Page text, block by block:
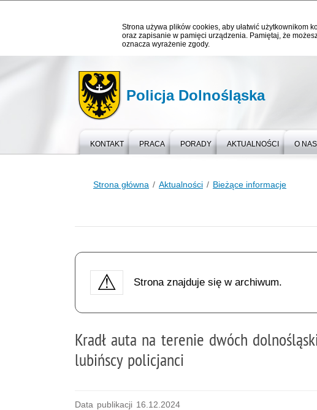
Strona używa plików cookies, aby ułatwić użytkownikom
oraz zapisanie w pamięci urządzenia. Pamiętaj, że
oznacza wyrażenie zgody.
Policja Dolnośląska
KONTAKT PRACA PORADY AKTUALNOŚCI O NAS
Strona główna Aktualności Bieżące informacje
Strona znajduje się w archiwum.
Kradł auta na terenie dwóch
lubińscy policjanci
Data publikacji 16.12.2024